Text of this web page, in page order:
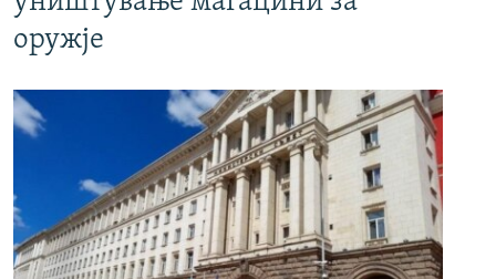
пребарување
ПОДКАСТ ЗОШТО?
РСЕ веб страници
оружје